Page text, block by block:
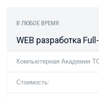
В ЛЮБОЕ ВРЕМЯ
WEB разработка
Компьютерная Академия
Стоимость: